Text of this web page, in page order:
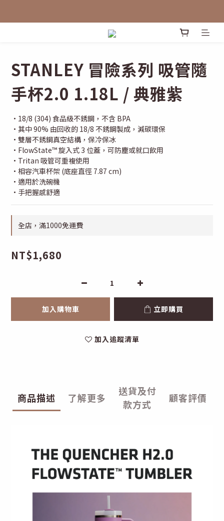
STANLEY 冒險系列 吸管隨
手杯2.0 1.18L / 典雅紫
·18/8 (304) 食品級不銹鋼，不含 BPA
·其中 90% 由回收的 18/8 不銹鋼製成，減碳環保
·雙層不銹鋼真空結構，保冷保冰
·FlowState™ 旋入式 3 位蓋，可防塵或就口飲用
·Tritan 吸管可重複使用
·相容汽車杯架 (底座直徑 7.87 cm)
·適用於洗碗機
·手把握感舒適
全店，滿1000免運費
NT$1,680
加入購物車 立即購買
加入追蹤清單
商品描述 了解更多
送貨及付
款方式
顧客評價